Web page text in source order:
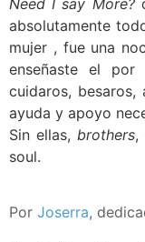
absolutamente
mujer , fue una
enseñaste el por
cuidaros,
ayuda y apoyo
Sin ellas, brothers,
soul.
Por Joserra,